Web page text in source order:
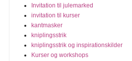
Invitation til julemarked
invitation til kurser
kantmasker
kniplingsstrik
kniplingsstrik og inspirationskilder
Kurser og workshops